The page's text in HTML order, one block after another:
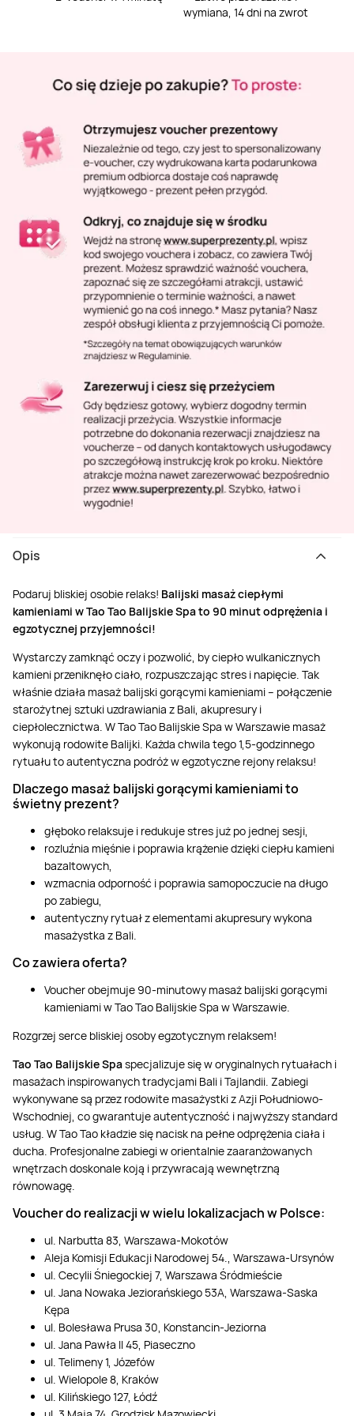
wymiana, 14 dni na zwrot
Opis
Podaruj bliskiej osobie relaks! Balijski masaż ciepłymi
kamieniami w Tao Tao Balijskie Spa to 90 minut odprężenia i
egzotycznej przyjemności!
Wystarczy zamknąć oczy i pozwolić, by ciepło wulkanicznych
kamieni przeniknęło ciało, rozpuszczając stres i napięcie. Tak
właśnie działa masaż balijski gorącymi kamieniami – połączenie
starożytnej sztuki uzdrawiania z Bali, akupresury i
ciepłolecznictwa. W Tao Tao Balijskie Spa w Warszawie masaż
wykonują rodowite Balijki. Każda chwila tego 1,5-godzinnego
rytuału to autentyczna podróż w egzotyczne rejony relaksu!
Dlaczego masaż balijski gorącymi kamieniami to
świetny prezent?
głęboko relaksuje i redukuje stres już po jednej sesji,
rozluźnia mięśnie i poprawia krążenie dzięki ciepłu kamieni
bazaltowych,
wzmacnia odporność i poprawia samopoczucie na długo
po zabiegu,
autentyczny rytuał z elementami akupresury wykona
masażystka z Bali.
Co zawiera oferta?
Voucher obejmuje 90-minutowy masaż balijski gorącymi
kamieniami w Tao Tao Balijskie Spa w Warszawie.
Rozgrzej serce bliskiej osoby egzotycznym relaksem!
Tao Tao Balijskie Spaspecjalizuje się w oryginalnych rytuałach i
masażach inspirowanych tradycjami Bali i Tajlandii. Zabiegi
wykonywane są przez rodowite masażystki z Azji Południowo-
Wschodniej, co gwarantuje autentyczność i najwyższy standard
usług. W Tao Tao kładzie się nacisk na pełne odprężenia ciała i
ducha. Profesjonalne zabiegi w orientalnie zaaranżowanych
wnętrzach doskonale koją i przywracają wewnętrzną
równowagę.
Voucher do realizacji w wielu lokalizacjach w Polsce:
ul. Narbutta 83, Warszawa-Mokotów
Aleja Komisji Edukacji Narodowej 54., Warszawa-Ursynów
ul. Cecylii Śniegockiej 7, Warszawa Śródmieście
ul. Jana Nowaka Jeziorańskiego 53A, Warszawa-Saska
Kępa
ul. Bolesława Prusa 30, Konstancin-Jeziorna
ul. Jana Pawła II 45, Piaseczno
ul. Telimeny 1, Józefów
ul. Wielopole 8, Kraków
ul. Kilińskiego 127, Łódź